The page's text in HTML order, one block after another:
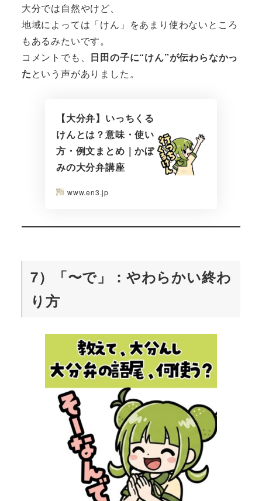
大分では自然やけど、
地域によっては「けん」をあまり使わないところ
もあるみたいです。
コメントでも、 日田の子に“けん”が伝わらなかっ
たという声がありました。
【大分弁】いっちくる
けんとは？意味・使い
方・例文まとめ｜かぼ
みの大分弁講座
www.en3.jp
7）「〜で」：やわらかい終わ
り方